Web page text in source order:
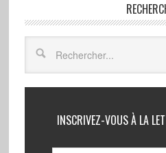
INSCRIVEZ-VOUS À LA